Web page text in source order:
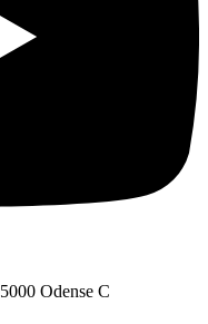
5000 Odense C